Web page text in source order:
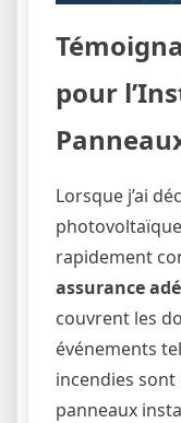
pour
Lorsque j’ai
rapidement
assurance
couvrent les
événements
incendies sont
panneaux